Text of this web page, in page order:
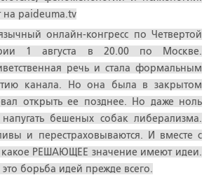
на paideuma.tv
онлайн-конгресс по Четвертой
1 августа в 20.00 по Москве.
речь и стала формальным
канала. Но она была в закрытом
открыть ее позднее. Но даже ноль
бешеных собак либерализма.
и перестраховываются. И вместе с
РЕШАЮЩЕЕ значение имеют идеи.
борьба идей прежде всего.